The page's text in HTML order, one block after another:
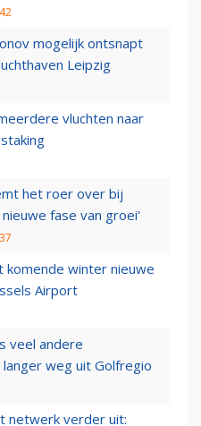
mogelijk ontsnapt
Leipzig
vluchten naar
het roer over bij
fase van groei'
komende winter nieuwe
Airport
veel andere
weg uit Golfregio
netwerk verder uit: